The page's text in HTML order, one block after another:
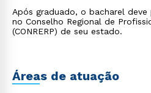
Após graduado, o bacharel deve
no Conselho Regional de
(CONRERP) de seu estado.
Áreas de atuação